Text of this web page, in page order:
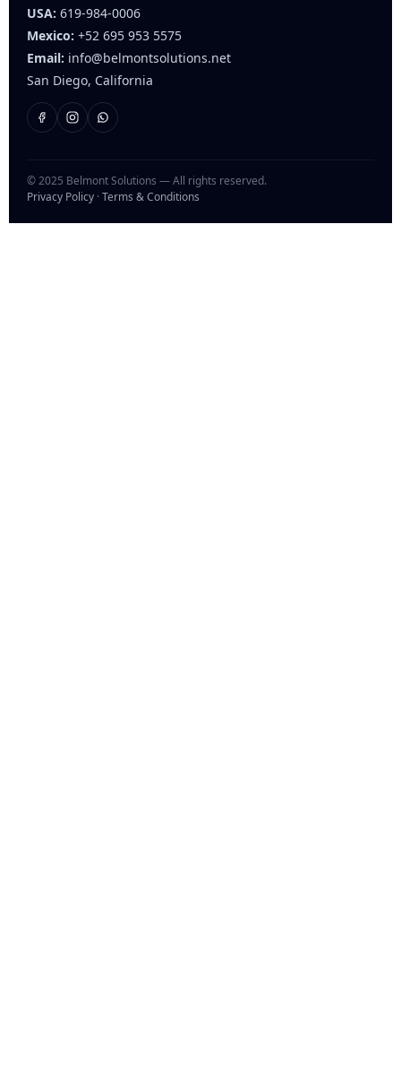
USA: 619-984-0006
Mexico: +52 695 953 5575
Email: info@belmontsolutions.net
San Diego, California
© 2025 Belmont Solutions — All rights reserved.
Privacy Policy ·Terms & Conditions